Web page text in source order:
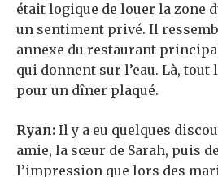
était logique de louer la zone
un sentiment privé. Il
annexe du restaurant
qui donnent sur l’eau. Là, tout
pour un dîner plaqué.
Ryan: Il y a eu quelques
amie, la sœur de Sarah, puis
l’impression que lors des